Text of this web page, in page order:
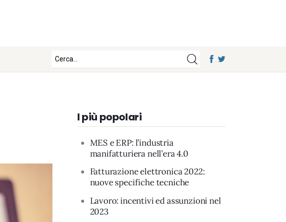
I più popolari
MES e ERP: l’industria
manifatturiera nell’era 4.0
Fatturazione elettronica 2022:
nuove specifiche tecniche
Lavoro: incentivi ed assunzioni nel
2023